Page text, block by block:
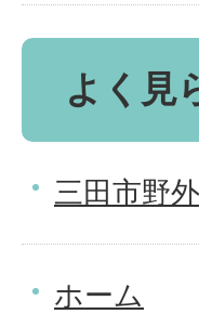
よく見
三田市野
ホーム